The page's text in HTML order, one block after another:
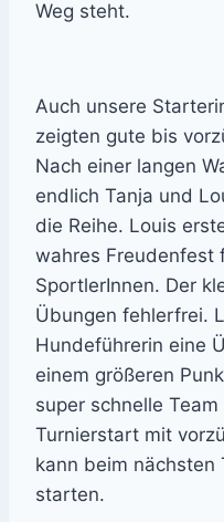
Weg steht.
Auch unsere
zeigten gute bis
Nach einer langen
endlich Tanja und
die Reihe. Louis
wahres Freudenfest
SportlerInnen. Der
Übungen fehlerfrei.
Hundeführerin eine
einem größeren
super schnelle
Turnierstart mit
kann beim nächsten
starten.